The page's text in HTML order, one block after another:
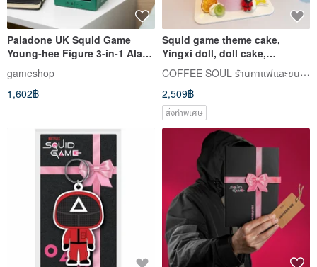
Paladone UK Squid Game
Young-hee Figure 3-in-1 Alarm
Clock & Night Light
gameshop
1,602฿
Squid game theme cake,
Yingxi doll, doll cake,
customized birthday cake,
dessert
COFFEE SOUL ร้านกาแฟและขนมหวาน
2,509฿
สั่งทำพิเศษ